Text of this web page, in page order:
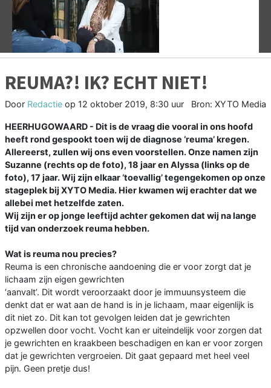
Vorige
REUMA?! IK? ECHT NIET!
Door Redactie op 12 oktober 2019, 8:30 uur Bron: XYTO Media
HEERHUGOWAARD - Dit is de vraag die vooral in ons hoofd
heeft rond gespookt toen wij de diagnose ‘reuma’ kregen.
Allereerst, zullen wij ons even voorstellen. Onze namen zijn
Suzanne (rechts op de foto), 18 jaar en Alyssa (links op de
foto), 17 jaar. Wij zijn elkaar ‘toevallig’ tegengekomen op onze
stageplek bij XYTO Media. Hier kwamen wij erachter dat we
allebei met hetzelfde zaten.
Wij zijn er op jonge leeftijd achter gekomen dat wij na lange
tijd van onderzoek reuma hebben.
Wat is reuma nou precies?
Reuma is een chronische aandoening die er voor zorgt dat je
lichaam zijn eigen gewrichten
‘aanvalt’. Dit wordt veroorzaakt door je immuunsysteem die
denkt dat er wat aan de hand is in je lichaam, maar eigenlijk is
dit niet zo. Dit kan tot gevolgen leiden dat je gewrichten
opzwellen door vocht. Vocht kan er uiteindelijk voor zorgen dat
je gewrichten en kraakbeen beschadigen en kan er voor zorgen
dat je gewrichten vergroeien. Dit gaat gepaard met heel veel
pijn. Geen pretje dus!